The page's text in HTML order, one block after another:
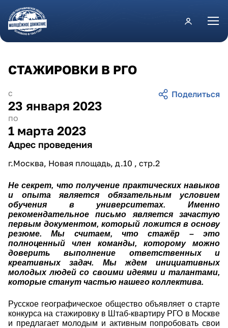
Перейти к основному содержанию
с
23 января 2023
по
1 марта 2023
Адрес проведения
г.Москва, Новая площадь, д.10 , стр.2
СТАЖИРОВКИ В РГО
Не секрет, что получение практических навыков
и опыта является обязательным условием
обучения в университетах. Именно
рекомендательное письмо является зачастую
первым документом, который ложится в основу
резюме. Мы считаем, что стажёр – это
полноценный член команды, которому можно
доверить выполнение ответственных и
креативных задач. Мы ждем инициативных
молодых людей со своими идеями и талантами,
которые станут частью нашего коллектива.
Русское географическое общество объявляет о старте
конкурса на стажировку в Штаб-квартиру РГО в Москве
и предлагает молодым и активным попробовать свои